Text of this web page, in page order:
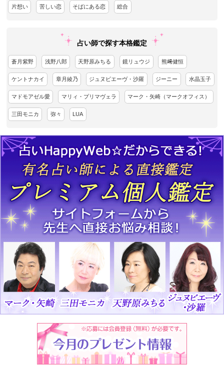
片想い 苦しい恋 そばにある恋 総合
占い師で探す本格鑑定
蒼月紫野 浅野八郎 天野原みちる 鏡リュウジ 熊﨑健恒
ケントナカイ 章月綾乃 ジュヌビエーヴ・沙羅 ジーニー 水晶玉子
マドモアゼル愛 マリィ・プリマヴェラ マーク・矢崎（マークオフィス）
三田モニカ 弥々 LUA